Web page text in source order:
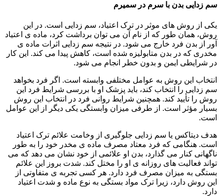
سم زدایی بدن با سرم در سمیرم
یکی از روش های موثر در ترک اعتیاد، سم زدایی است. در این
روش، همان طور که از نام آن می توان برداشت کرد، ماده ی اعتیاد
آور از بدن فرد خارج می شود. در نتیجه سم زدایی اثرات ماده ی
مخدری که در بدن متابولیزه شده است، کاهش پیدا می کند. این کار
در شرایطی ایمن و بدون خطر انجام می شود.
انتخاب این روش به عوامل مختلفی وابسته است. اگر فرد بخواهد
سم زدایی را انتخاب کند، باید پزشک او با بررسی شرایط فرد این
روش را تأیید کند. همچنین شرایط روانی فرد در انتخاب این روش
بسیار مؤثر است. از طرفی میزان وابستگی یکی دیگر از این عوامل
است.
هدف دیتاکس یا سم زدایی جلوگیری از وخامت علائم ترک اعتیاد
است. هنگامی که فرد معتاد مصرف ماده ی مخدر خود را به طور
ناگهانی کنار می گذارد، بدن او علائمی از خود نشان می دهد که می
تواند فعالیت های روزانه ی او را مختل کند. شدت بروز این علائم
بستگی به میزان مصرف فرد دارد. هر کسی تجربه ی متفاوتی از
این روش دارد، زیرا ترک مواد بستگی به نوع ماده و شدت اعتیاد
دارد.